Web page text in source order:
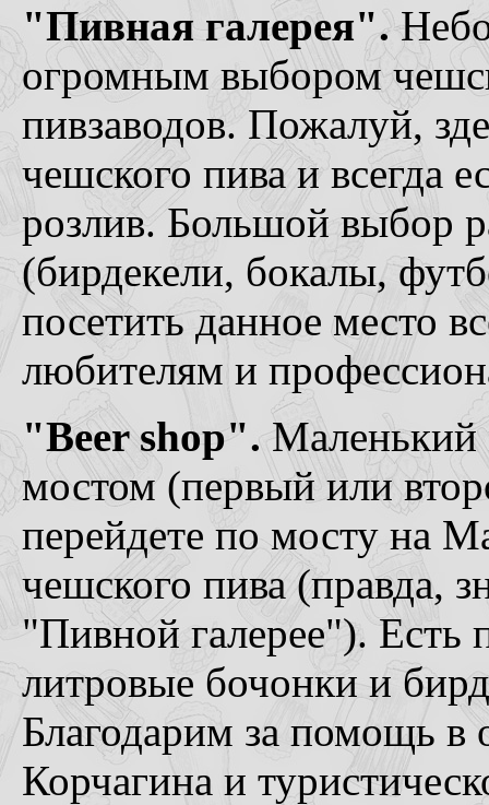
"Пивная галерея".
огромным выбором
пивзаводов. Пожалуй,
чешского пива и всегда
розлив. Большой выбор
(бирдекели, бокалы,
посетить данное место
любителям и
"Beer shop". Маленький
мостом (первый или
перейдете по мосту на
чешского пива (правда,
"Пивной галерее"). Есть
литровые бочонки и
Благодарим за помощь в
Корчагина и